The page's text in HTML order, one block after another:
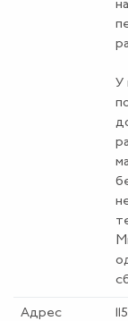
У
Адрес